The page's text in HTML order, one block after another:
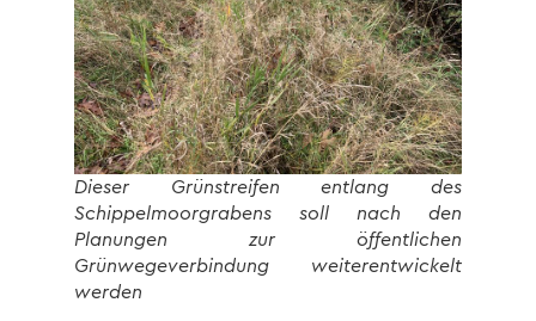
Dieser Grünstreifen entlang des
Schippelmoorgrabens soll nach den
Planungen zur öffentlichen
Grünwegeverbindung weiterentwickelt
werden